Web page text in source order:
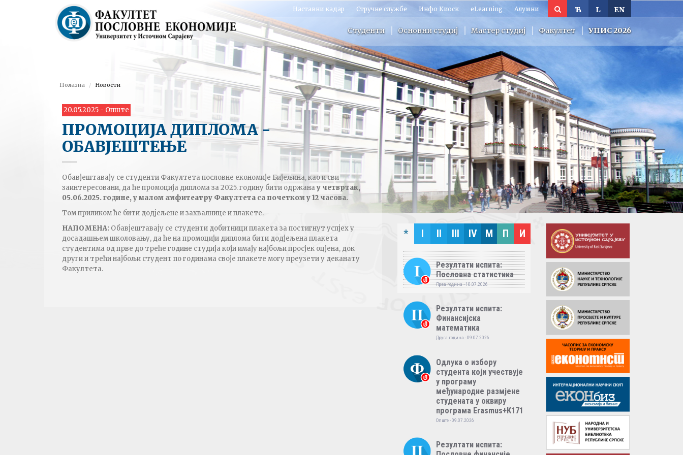
EN
L
Ћ
Наставни кадар Стручне службе Инфо Киоск eLearning Алумни
Студенти Основни студиј Мастер студиј Факултет УПИС 2026
Полазна Новости
20.05.2025 - Опште
ПРОМОЦИЈА ДИПЛОМА -
ОБАВЈЕШТЕЊЕ
Обавјештавају се студенти Факултета пословне економије Бијељина, као и сви
заинтересовани, да ће промоција диплома за 2025. годину бити одржанау четвртак,
05.06.2025. године, умалом амфитеатру Факултета са почетком у 12 часова.
Том приликом ће бити додјељене и захвалнице и плакете.
НАПОМЕНА: Обавјештавају се студенти добитници плакета за постигнут успјех у
досадашњем школовању, да ће на промоцији диплома бити додјељена плакета
студентима од прве до треће године студија који имају најбољи просјек оцјена, док
други и трећи најбољи студент по годинама своје плакете могу преузети у деканату
Факултета.
* I II III IV M П И
Резултати испита:
Пословна статистика
Прва година - 10.07.2026
Резултати испита:
Финансијска
математика
Друга година - 09.07.2026
Одлука о избору
студента који учествује
у програму
међународне размјене
студената у оквиру
програма Erasmus+К171
Опште - 09.07.2026
Резултати испита: